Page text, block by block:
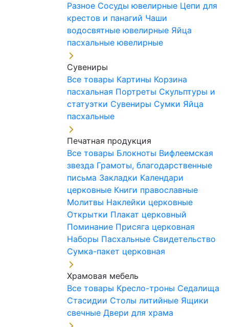
Разное Сосуды ювелирные Цепи для
крестов и панагий Чаши
водосвятные ювелирные Яйца
пасхальные ювелирные
Сувениры
Все товары Картины Корзина
пасхальная Портреты Скульптуры и
статуэтки Сувениры Сумки Яйца
пасхальные
Печатная продукция
Все товары Блокноты Вифлеемская
звезда Грамоты, благодарственные
письма Закладки Календари
церковные Книги православные
Молитвы Наклейки церковные
Открытки Плакат церковный
Поминание Присяга церковная
Наборы Пасхальные Свидетельство
Сумка-пакет церковная
Храмовая мебель
Все товары Кресло-троны Седалища
Стасидии Столы литийные Ящики
свечные Двери для храма